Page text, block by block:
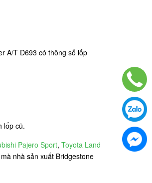
A/T D693 có thông số lốp
lốp cũ.
Pajero Sport, Toyota Land
nhà sản xuất Bridgestone